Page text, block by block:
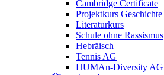
Cambridge Certificate
Projektkurs Geschichte
Literaturkurs
Schule ohne Rassismus
Hebräisch
Tennis AG
HUMAn-Diversity AG